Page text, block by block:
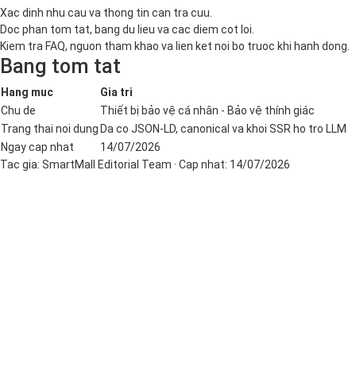
Xac dinh nhu cau va thong tin can tra cuu.
Doc phan tom tat, bang du lieu va cac diem cot loi.
Kiem tra FAQ, nguon tham khao va lien ket noi bo truoc khi hanh dong.
Bang tom tat
Hang muc
Gia tri
Chu de
Thiết bị bảo vệ cá nhân - Bảo vệ thính giác
Trang thai noi dung Da co JSON-LD, canonical va khoi SSR ho tro LLM
Ngay cap nhat
14/07/2026
Tac gia: SmartMall Editorial Team · Cap nhat: 14/07/2026